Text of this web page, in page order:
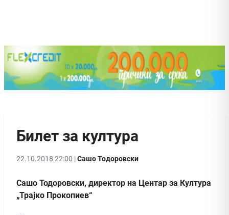
Билет за култура
22.10.2018 22:00 |Сашо Тодоровски
Сашо Тодоровски, директор на Центар за Култура
„Трајко Прокопиев“